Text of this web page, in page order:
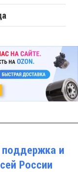
поддержка и
России